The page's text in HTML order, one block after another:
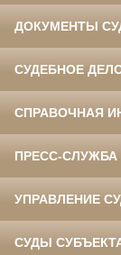
ДОКУМЕНТЫ
СУДЕБНОЕ
СПРАВОЧНАЯ
ПРЕСС-СЛУЖБА
УПРАВЛЕНИЕ
СУДЫ